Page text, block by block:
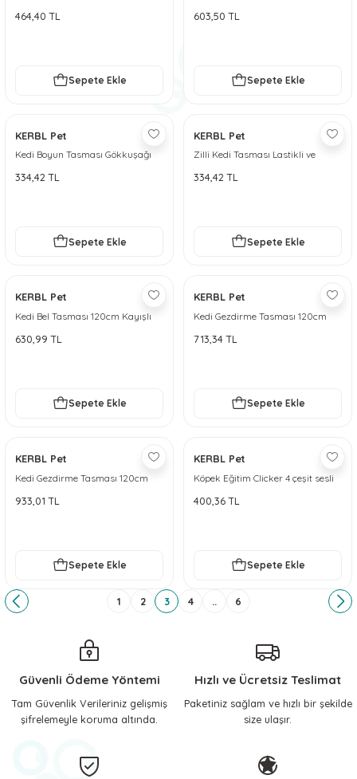
464,40 TL
Sepete Ekle
603,50 TL
Sepete Ekle
KERBL Pet
Kedi Boyun Tasması Gökkuşağı
334,42 TL
Sepete Ekle
KERBL Pet
Zilli Kedi Tasması Lastikli ve
334,42 TL
Sepete Ekle
KERBL Pet
Kedi Bel Tasması 120cm Kayışlı
630,99 TL
Sepete Ekle
KERBL Pet
Kedi Gezdirme Tasması 120cm
713,34 TL
Sepete Ekle
KERBL Pet
Kedi Gezdirme Tasması 120cm
933,01 TL
Sepete Ekle
KERBL Pet
Köpek Eğitim Clicker 4 çeşit sesli
400,36 TL
Sepete Ekle
1 2 3 4 .. 6
Güvenli Ödeme Yöntemi
Tam Güvenlik Verileriniz gelişmiş
şifrelemeyle koruma altında.
Hızlı ve Ücretsiz Teslimat
Paketiniz sağlam ve hızlı bir şekilde
size ulaşır.